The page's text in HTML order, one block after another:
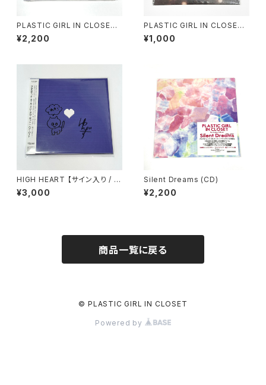
PLASTIC GIRL IN CLOSET /
eye cue rew see (CD)
¥2,200
PLASTIC GIRL IN CLOSET /
White Loud (CD)
¥1,000
HIGH HEART 【サイン入り / D
Lカード付】
¥3,000
Silent Dreams (CD)
¥2,200
商品一覧に戻る
© PLASTIC GIRL IN CLOSET
Powered by